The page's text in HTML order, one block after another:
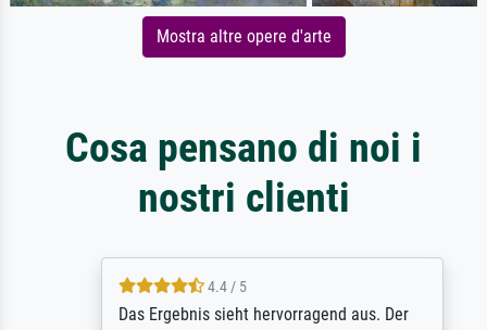
Mostra altre opere d'arte
Cosa pensano di noi i
nostri clienti
4.4 / 5
Das Ergebnis sieht hervorragend aus. Der